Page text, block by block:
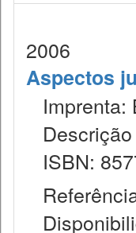
2006
Aspectos
Imprenta:
ISBN: